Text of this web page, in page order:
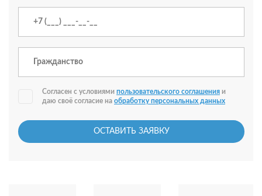
Согласен с условиями пользовательского соглашения и
даю своё согласие на обработку персональных данных
ОСТАВИТЬ ЗАЯВКУ